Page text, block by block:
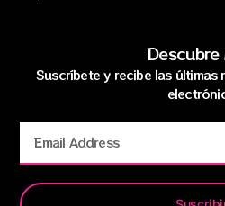
Descubre
Suscríbete y recibe las